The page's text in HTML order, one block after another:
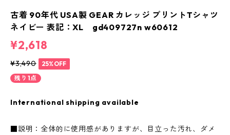
古着 90年代 USA製 GEAR カレッジ プリントTシャツ
ネイビー 表記：XL gd409727n w60612
¥2,618
¥3,490
25%OFF
残り1点
International shipping available
■説明：全体的に使用感がありますが、目立った汚れ、ダメ